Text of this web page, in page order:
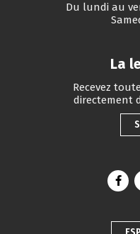
Du lundi au
La
Recevez
directement
Lien